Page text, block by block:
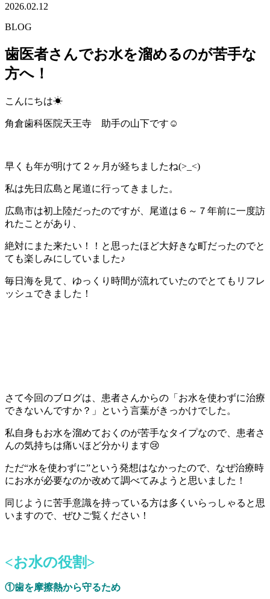
2026.02.12
BLOG
歯医者さんでお水を溜めるのが苦手な
方へ！
こんにちは☀
角倉歯科医院天王寺 助手の山下です☺
早くも年が明けて２ヶ月が経ちましたね(>_<)
私は先日広島と尾道に行ってきました。
広島市は初上陸だったのですが、尾道は６～７年前に一度訪
れたことがあり、
絶対にまた来たい！！と思ったほど大好きな町だったのでと
ても楽しみにしていました♪
毎日海を見て、ゆっくり時間が流れていたのでとてもリフレ
ッシュできました！
さて今回のブログは、患者さんからの「お水を使わずに治療
できないんですか？」という言葉がきっかけでした。
私自身もお水を溜めておくのが苦手なタイプなので、患者さ
んの気持ちは痛いほど分かります😢
ただ“水を使わずに”という発想はなかったので、なぜ治療時
にお水が必要なのか改めて調べてみようと思いました！
同じように苦手意識を持っている方は多くいらっしゃると思
いますので、ぜひご覧ください！
<お水の役割>
①歯を摩擦熱から守るため